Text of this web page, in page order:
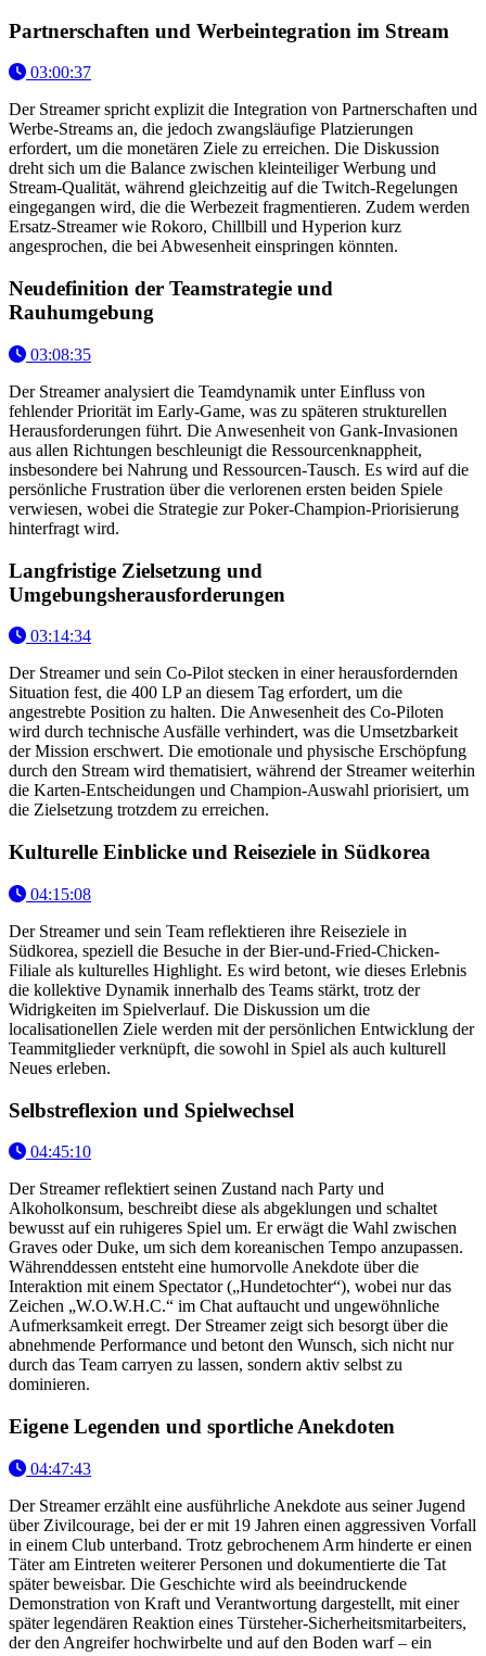
Partnerschaften und Werbeintegration im Stream
03:00:37
Der Streamer spricht explizit die Integration von Partnerschaften und
Werbe-Streams an, die jedoch zwangsläufige Platzierungen
erfordert, um die monetären Ziele zu erreichen. Die Diskussion
dreht sich um die Balance zwischen kleinteiliger Werbung und
Stream-Qualität, während gleichzeitig auf die Twitch-Regelungen
eingegangen wird, die die Werbezeit fragmentieren. Zudem werden
Ersatz-Streamer wie Rokoro, Chillbill und Hyperion kurz
angesprochen, die bei Abwesenheit einspringen könnten.
Neudefinition der Teamstrategie und
Rauhumgebung
03:08:35
Der Streamer analysiert die Teamdynamik unter Einfluss von
fehlender Priorität im Early-Game, was zu späteren strukturellen
Herausforderungen führt. Die Anwesenheit von Gank-Invasionen
aus allen Richtungen beschleunigt die Ressourcenknappheit,
insbesondere bei Nahrung und Ressourcen-Tausch. Es wird auf die
persönliche Frustration über die verlorenen ersten beiden Spiele
verwiesen, wobei die Strategie zur Poker-Champion-Priorisierung
hinterfragt wird.
Langfristige Zielsetzung und
Umgebungsherausforderungen
03:14:34
Der Streamer und sein Co-Pilot stecken in einer herausfordernden
Situation fest, die 400 LP an diesem Tag erfordert, um die
angestrebte Position zu halten. Die Anwesenheit des Co-Piloten
wird durch technische Ausfälle verhindert, was die Umsetzbarkeit
der Mission erschwert. Die emotionale und physische Erschöpfung
durch den Stream wird thematisiert, während der Streamer weiterhin
die Karten-Entscheidungen und Champion-Auswahl priorisiert, um
die Zielsetzung trotzdem zu erreichen.
Kulturelle Einblicke und Reiseziele in Südkorea
04:15:08
Der Streamer und sein Team reflektieren ihre Reiseziele in
Südkorea, speziell die Besuche in der Bier-und-Fried-Chicken-
Filiale als kulturelles Highlight. Es wird betont, wie dieses Erlebnis
die kollektive Dynamik innerhalb des Teams stärkt, trotz der
Widrigkeiten im Spielverlauf. Die Diskussion um die
localisationellen Ziele werden mit der persönlichen Entwicklung der
Teammitglieder verknüpft, die sowohl in Spiel als auch kulturell
Neues erleben.
Selbstreflexion und Spielwechsel
04:45:10
Der Streamer reflektiert seinen Zustand nach Party und
Alkoholkonsum, beschreibt diese als abgeklungen und schaltet
bewusst auf ein ruhigeres Spiel um. Er erwägt die Wahl zwischen
Graves oder Duke, um sich dem koreanischen Tempo anzupassen.
Währenddessen entsteht eine humorvolle Anekdote über die
Interaktion mit einem Spectator („Hundetochter“), wobei nur das
Zeichen „W.O.W.H.C.“ im Chat auftaucht und ungewöhnliche
Aufmerksamkeit erregt. Der Streamer zeigt sich besorgt über die
abnehmende Performance und betont den Wunsch, sich nicht nur
durch das Team carryen zu lassen, sondern aktiv selbst zu
dominieren.
Eigene Legenden und sportliche Anekdoten
04:47:43
Der Streamer erzählt eine ausführliche Anekdote aus seiner Jugend
über Zivilcourage, bei der er mit 19 Jahren einen aggressiven Vorfall
in einem Club unterband. Trotz gebrochenem Arm hinderte er einen
Täter am Eintreten weiterer Personen und dokumentierte die Tat
später beweisbar. Die Geschichte wird als beeindruckende
Demonstration von Kraft und Verantwortung dargestellt, mit einer
später legendären Reaktion eines Türsteher-Sicherheitsmitarbeiters,
der den Angreifer hochwirbelte und auf den Boden warf – ein